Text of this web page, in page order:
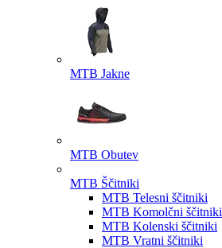
MTB Jakne
MTB Obutev
MTB Ščitniki
MTB Telesni ščitniki
MTB Komolčni ščitniki
MTB Kolenski ščitniki
MTB Vratni ščitniki